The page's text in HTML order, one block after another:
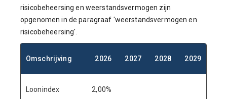
risicobeheersing en weerstandsvermogen zijn
opgenomen in de paragraaf 'weerstandsvermogen en
risicobeheersing'.
Omschrijving 2026 2027 2028 2029
Loonindex 2,00%